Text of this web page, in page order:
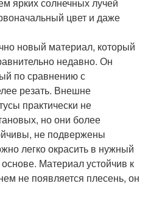
цвет и даже
новый материал, который
недавно. Он
по сравнению с
резать. Внешне
практически не
но они более
не подвержены
легко окрасить в нужный
Материал устойчив к
не появляется плесень, он